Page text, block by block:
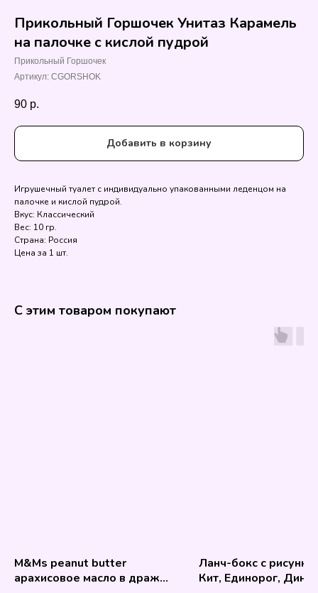
Прикольный Горшочек Унитаз Карамель
на палочке с кислой пудрой
Прикольный Горшочек
Артикул: CGORSHOK
90 р.
Добавить в корзину
Игрушечный туалет с индивидуально упакованными леденцом на
палочке и кислой пудрой.
Вкус: Классический
Вес: 10 гр.
Страна: Россия
Цена за 1 шт.
С этим товаром покупают
M&Ms peanut butter
арахисовое масло в драже
Ланч-бокс с
Кит, Единорог,